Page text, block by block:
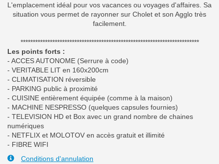
L'emplacement idéal pour vos vacances ou voyages d'affaires. Sa
situation vous permet de rayonner sur Cholet et son Agglo très
facilement.
*************************************************************************
Les points forts :
- ACCES AUTONOME (Serrure à code)
- VERITABLE LIT en 160x200cm
- CLIMATISATION réversible
- PARKING public à proximité
- CUISINE entièrement équipée (comme à la maison)
- MACHINE NESPRESSO (quelques capsules fournies)
- TELEVISION HD et Box avec un grand nombre de chaines
numériques
- NETFLIX et MOLOTOV en accès gratuit et illimité
- FIBRE WIFI
Conditions d'annulation